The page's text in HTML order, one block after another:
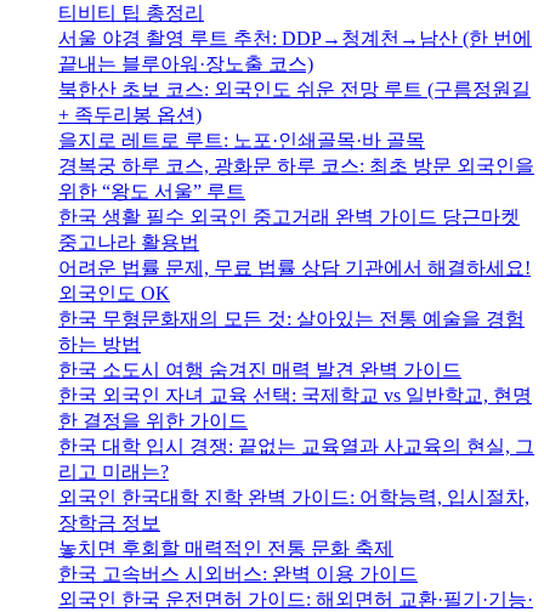
티비티 팁 총정리
서울 야경 촬영 루트 추천: DDP→청계천→남산 (한 번에
끝내는 블루아워·장노출 코스)
북한산 초보 코스: 외국인도 쉬운 전망 루트 (구름정원길
+ 족두리봉 옵션)
을지로 레트로 루트: 노포·인쇄골목·바 골목
경복궁 하루 코스, 광화문 하루 코스: 최초 방문 외국인을
위한 “왕도 서울” 루트
한국 생활 필수 외국인 중고거래 완벽 가이드 당근마켓
중고나라 활용법
어려운 법률 문제, 무료 법률 상담 기관에서 해결하세요!
외국인도 OK
한국 무형문화재의 모든 것: 살아있는 전통 예술을 경험
하는 방법
한국 소도시 여행 숨겨진 매력 발견 완벽 가이드
한국 외국인 자녀 교육 선택: 국제학교 vs 일반학교, 현명
한 결정을 위한 가이드
한국 대학 입시 경쟁: 끝없는 교육열과 사교육의 현실, 그
리고 미래는?
외국인 한국대학 진학 완벽 가이드: 어학능력, 입시절차,
장학금 정보
놓치면 후회할 매력적인 전통 문화 축제
한국 고속버스 시외버스: 완벽 이용 가이드
외국인 한국 운전면허 가이드: 해외면허 교환·필기·기능·